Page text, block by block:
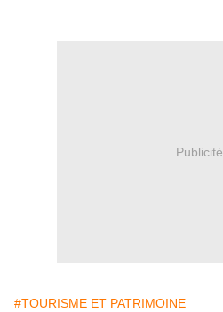
Publicité
#TOURISME ET PATRIMOINE